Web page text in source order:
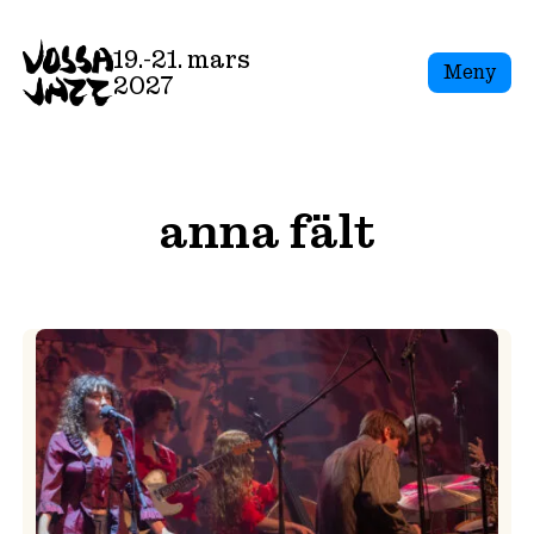
to
content
19.-21. mars
2027
Meny
anna fält